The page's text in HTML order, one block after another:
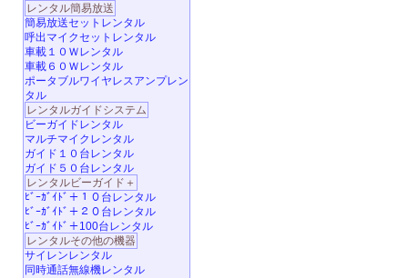
レンタル簡易放送
簡易放送セットレンタル
呼出マイクセットレンタル
車載１０Ｗレンタル
車載６０Ｗレンタル
ポータブルワイヤレスアンプレン
タル
レンタルガイドシステム
ビーガイドレンタル
マルチマイクレンタル
ガイド１０台レンタル
ガイド５０台レンタル
レンタルビーガイド＋
ﾋﾞｰｶﾞｲﾄﾞ＋１０台レンタル
ﾋﾞｰｶﾞｲﾄﾞ＋２０台レンタル
ﾋﾞｰｶﾞｲﾄﾞ＋100台レンタル
レンタルその他の機器
サイレンレンタル
同時通話無線機レンタル